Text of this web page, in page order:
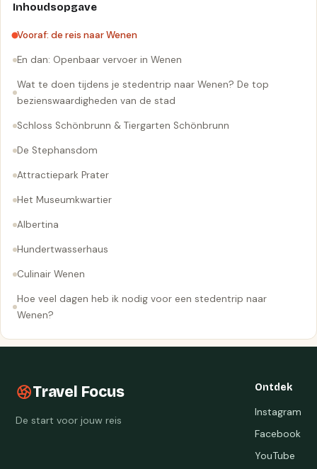
Inhoudsopgave
Vooraf: de reis naar Wenen
En dan: Openbaar vervoer in Wenen
Wat te doen tijdens je stedentrip naar Wenen? De top
bezienswaardigheden van de stad
Schloss Schönbrunn & Tiergarten Schönbrunn
De Stephansdom
Attractiepark Prater
Het Museumkwartier
Albertina
Hundertwasserhaus
Culinair Wenen
Hoe veel dagen heb ik nodig voor een stedentrip naar
Wenen?
Travel Focus
De start voor jouw reis
Ontdek
Instagram
Facebook
YouTube